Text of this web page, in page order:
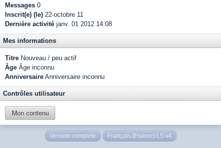
Messages 0
Inscrit(e) (le) 22-octobre 11
Dernière activité janv. 01 2012 14:08
Mes informations
Titre Nouveau / peu actif
Âge Âge inconnu
Anniversaire Anniversaire inconnu
Contrôles utilisateur
Mon contenu
Version complète Français (France) LS v4